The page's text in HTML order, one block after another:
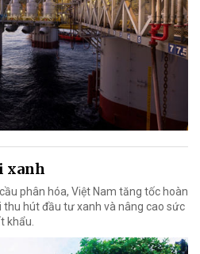
xanh
phân hóa, Việt Nam tăng tốc hoàn
hút đầu tư xanh và nâng cao sức
khẩu.